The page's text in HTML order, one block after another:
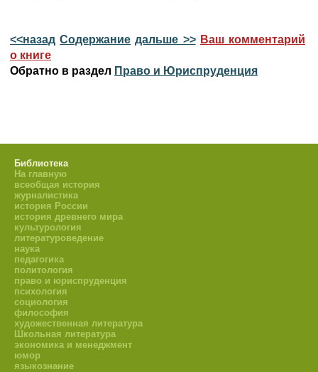
<<назад Содержание дальше >> Ваш комментарий
о книге
Обратно в раздел Право и Юриспруденция
Библиотека
На главную
всеобщая история
журналистика
история России
история древнего мира
культурология
литературоведение
наука
педагогика
политология
право и юриспруденция
психология
социология
философия
художественная литература
Школьная литература
экономика и менеджмент
юмор
языкознание